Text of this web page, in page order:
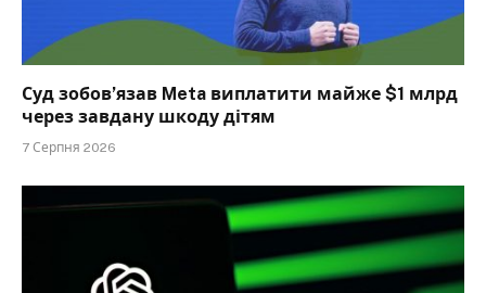
Суд зобов’язав Meta виплатити майже $1 млрд
через завдану шкоду дітям
7 Серпня 2026